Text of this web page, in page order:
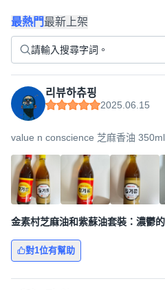
最熱門最新上架
리뷰하츄핑
2025.06.15
value n conscience 芝麻香油
金素村芝麻油和紫蘇油套裝：濃鬱
對1位有幫助